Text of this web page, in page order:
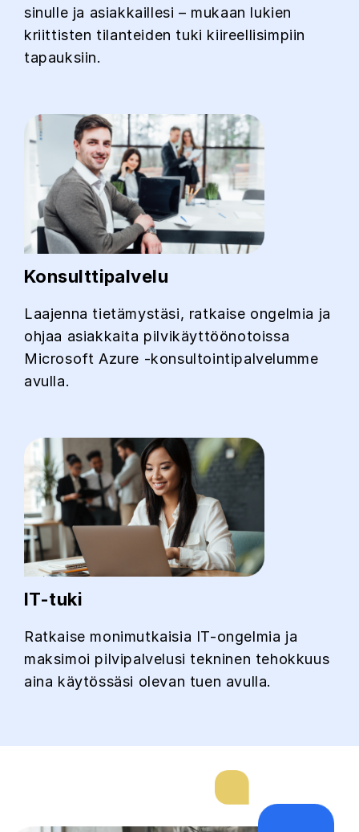
sinulle ja asiakkaillesi – mukaan lukien
kriittisten tilanteiden tuki kiireellisimpiin
tapauksiin.
Konsulttipalvelu
Laajenna tietämystäsi, ratkaise ongelmia ja
ohjaa asiakkaita pilvikäyttöönotoissa
Microsoft Azure -konsultointipalvelumme
avulla.
IT-tuki
Ratkaise monimutkaisia IT-ongelmia ja
maksimoi pilvipalvelusi tekninen tehokkuus
aina käytössäsi olevan tuen avulla.